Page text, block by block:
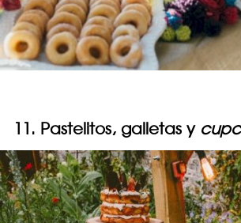
11. Pastelitos, galletas y